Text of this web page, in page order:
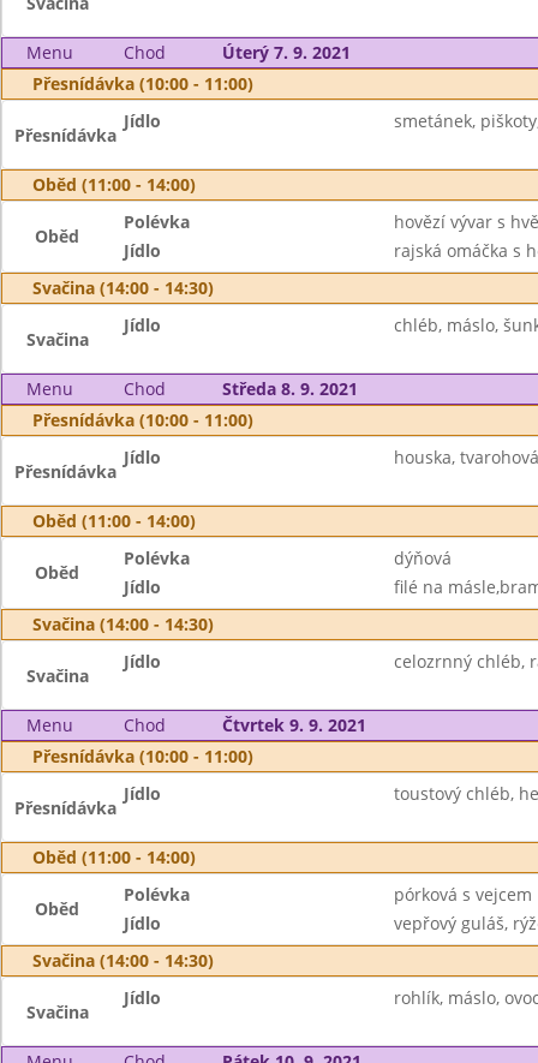
Menu Chod
Úterý 7. 9. 2021
Přesnídávka (10:00 - 11:00)
Přesnídávka
Jídlo smetánek,
Oběd (11:00 - 14:00)
Oběd
Polévka
hovězí vývar s
Jídlo
rajská omáčka s
Svačina (14:00 - 14:30)
Svačina
Jídlo chléb, máslo,
Menu Chod
Středa 8. 9. 2021
Přesnídávka (10:00 - 11:00)
Přesnídávka
Jídlo houska,
Oběd (11:00 - 14:00)
Oběd
Polévka
dýňová
Jídlo
filé na
Svačina (14:00 - 14:30)
Svačina
Jídlo celozrnný chléb,
Menu Chod
Čtvrtek 9. 9. 2021
Přesnídávka (10:00 - 11:00)
Přesnídávka
Jídlo toustový chléb,
Oběd (11:00 - 14:00)
Oběd
Polévka
pórková s vejcem
Jídlo
vepřový guláš,
Svačina (14:00 - 14:30)
Svačina
Jídlo rohlík, máslo,